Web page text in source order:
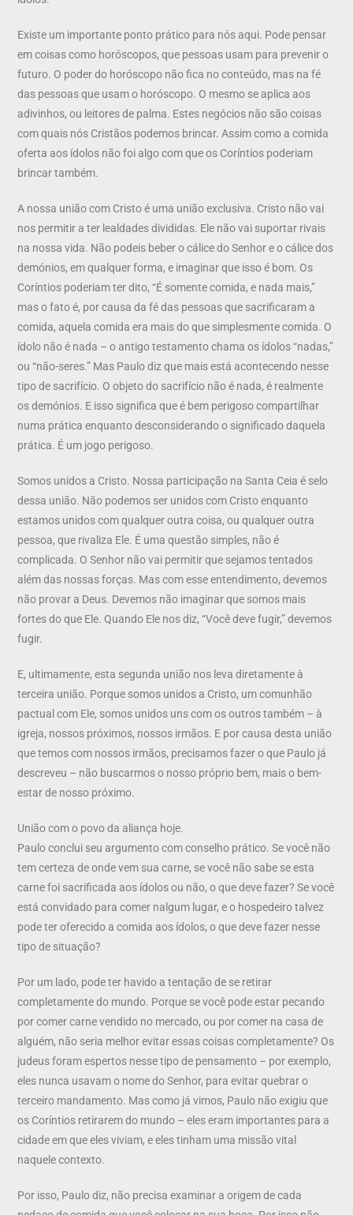
Existe um importante ponto prático para nós aqui. Pode pensar
em coisas como horóscopos, que pessoas usam para prevenir o
futuro. O poder do horóscopo não fica no conteúdo, mas na fé
das pessoas que usam o horóscopo. O mesmo se aplica aos
adivinhos, ou leitores de palma. Estes negócios não são coisas
com quais nós Cristãos podemos brincar. Assim como a comida
oferta aos ídolos não foi algo com que os Coríntios poderiam
brincar também.
A nossa união com Cristo é uma união exclusiva. Cristo não vai
nos permitir a ter lealdades divididas. Ele não vai suportar rivais
na nossa vida. Não podeis beber o cálice do Senhor e o cálice dos
demónios, em qualquer forma, e imaginar que isso é bom. Os
Coríntios poderiam ter dito, “É somente comida, e nada mais,”
mas o fato é, por causa da fé das pessoas que sacrificaram a
comida, aquela comida era mais do que simplesmente comida. O
ídolo não é nada – o antigo testamento chama os ídolos “nadas,”
ou “não-seres.” Mas Paulo diz que mais está acontecendo nesse
tipo de sacrifício. O objeto do sacrifício não é nada, é realmente
os demónios. E isso significa que é bem perigoso compartilhar
numa prática enquanto desconsiderando o significado daquela
prática. É um jogo perigoso.
Somos unidos a Cristo. Nossa participação na Santa Ceia é selo
dessa união. Não podemos ser unidos com Cristo enquanto
estamos unidos com qualquer outra coisa, ou qualquer outra
pessoa, que rivaliza Ele. É uma questão simples, não é
complicada. O Senhor não vai permitir que sejamos tentados
além das nossas forças. Mas com esse entendimento, devemos
não provar a Deus. Devemos não imaginar que somos mais
fortes do que Ele. Quando Ele nos diz, “Você deve fugir,” devemos
fugir.
E, ultimamente, esta segunda união nos leva diretamente à
terceira união. Porque somos unidos a Cristo, um comunhão
pactual com Ele, somos unidos uns com os outros também – à
igreja, nossos próximos, nossos irmãos. E por causa desta união
que temos com nossos irmãos, precisamos fazer o que Paulo já
descreveu – não buscarmos o nosso próprio bem, mais o bem-
estar de nosso próximo.
União com o povo da aliança hoje.
Paulo conclui seu argumento com conselho prático. Se você não
tem certeza de onde vem sua carne, se você não sabe se esta
carne foi sacrificada aos ídolos ou não, o que deve fazer? Se você
está convidado para comer nalgum lugar, e o hospedeiro talvez
pode ter oferecido a comida aos ídolos, o que deve fazer nesse
tipo de situação?
Por um lado, pode ter havido a tentação de se retirar
completamente do mundo. Porque se você pode estar pecando
por comer carne vendido no mercado, ou por comer na casa de
alguém, não seria melhor evitar essas coisas completamente? Os
judeus foram espertos nesse tipo de pensamento – por exemplo,
eles nunca usavam o nome do Senhor, para evitar quebrar o
terceiro mandamento. Mas como já vimos, Paulo não exigiu que
os Coríntios retirarem do mundo – eles eram importantes para a
cidade em que eles viviam, e eles tinham uma missão vital
naquele contexto.
Por isso, Paulo diz, não precisa examinar a origem de cada